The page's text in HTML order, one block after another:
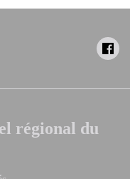
régional du